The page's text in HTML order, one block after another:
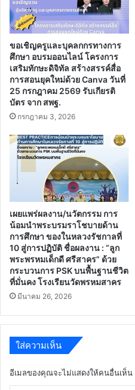
ขอเชิญครูและบุคลกกรทางการ
ศึกษา อบรมออนไลน์ โครงการ
เสริมทักษะดิจิทัล สร้างสรรค์สื่อ
การสอนยุคใหม่ด้วย Canva วันที่
25 กรกฎาคม 2569 รับเกียรติ
บัตร จาก สพฐ.
กรกฎาคม 3, 2026
เผยแพร่ผลงาน/นวัตกรรม การ
น้อมนำพระบรมราโชบายด้าน
การศึกษา ของในหลวงรัชกาลที่
10 สู่การปฏิบัติ ชื่อผลงาน : “ลูก
พระพรหมเด็กดี ศรีสาคร” ด้วย
กระบวนการ PSK บนพื้นฐานชีวิต
ที่มั่นคง โรงเรียนวัดพรหมสาคร
มีนาคม 26, 2026
ใส่ความเห็น
อีเมลของคุณจะไม่แสดงให้คนอื่นเห็น